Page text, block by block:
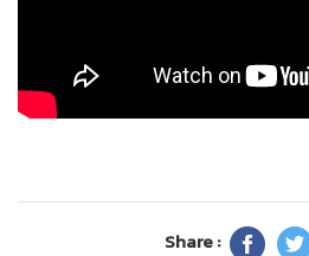
Share :